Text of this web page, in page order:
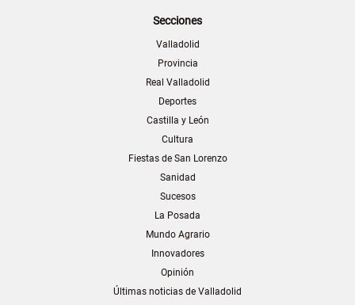
Secciones
Valladolid
Provincia
Real Valladolid
Deportes
Castilla y León
Cultura
Fiestas de San Lorenzo
Sanidad
Sucesos
La Posada
Mundo Agrario
Innovadores
Opinión
Últimas noticias de Valladolid